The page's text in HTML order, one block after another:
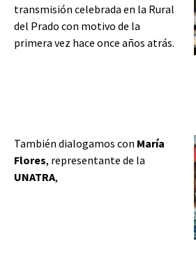
transmisión celebrada en la Rural
del Prado con motivo de la
primera vez hace once años atrás.
También dialogamos con María
Flores, representante de la
UNATRA,